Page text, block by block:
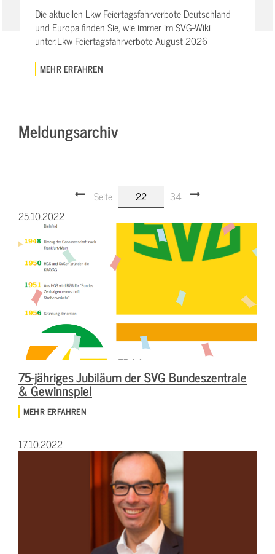
Die aktuellen Lkw-Feiertagsfahrverbote Deutschland
und Europa finden Sie, wie immer im SVG-Wiki
unter:Lkw-Feiertagsfahrverbote August 2026
MEHR ERFAHREN
Meldungsarchiv
Seite 22
34
25.10.2022
75-jähriges Jubiläum der SVG Bundeszentrale
& Gewinnspiel
MEHR ERFAHREN
17.10.2022